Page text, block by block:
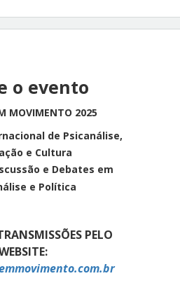
o evento
MOVIMENTO 2025
de Psicanálise,
e Cultura
e Debates em
e Política
PELO